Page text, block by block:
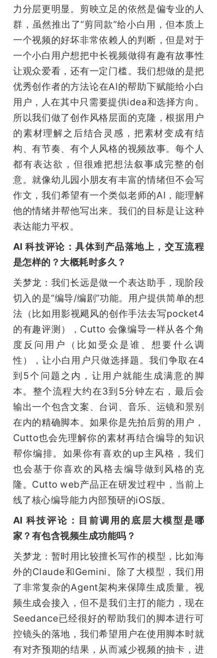
力分层更明显。剪映立足的依然是偏专业的人
群，虽然推出了“剪同款”给小白用，但本质上
一个视频的好坏非常依赖人的判断，但是对于
一个小白用户想把中长视频做得有趣有故事性
让观众爱看，还有一定门槛。我们想做的是把
优秀创作者的方法论在AI的帮助下赋能给小白
用户，人在其中只需要提供idea和选择方向。
所以我们做了创作风格层面的克隆，根据用户
的素材理解之后结合灵感，把素材变成有结
构、有节奏、有个人风格的视频故事。每个人
都有表达欲，但很难把想法叙事成完整的创
意。就像幼儿园小朋友有丰富的情绪但不会写
作文，我们希望有一个类似老师的AI，能理解
他的情绪并帮他写出来。我们的目标是让这种
表达能力平权。
AI 科技评论：具体到产品落地上，交互流程
是怎样的？大概耗时多久？
关梦龙：我们长远是做一个表达助手，现阶段
切入的是“编导/编剧”功能。用户提供简单的想
法（比如用影视飓风的创作手法去写pocket4
的有趣评测），Cutto 会像编导一样从各个角
度反问用户（比如受众是谁、想要什么调
性），让小白用户只做选择题。我们争取在4
到5个问题之内，让用户就能生成满意的脚
本。整个流程大约在3到5分钟左右，最后会
输出一个包含文案、台词、音乐、运镜和景别
在内的精确脚本。如果你是先拍后剪的用户，
Cutto也会先理解你的素材再结合编导的知识
帮你编排。如果你有喜欢的up主风格，我们
也会基于你喜欢的风格去编导做到风格的克
隆。Cutto web产品正在研发过程中，当前上
线了核心编导能力内部预研的iOS版。
AI 科技评论：目前调用的底层大模型是哪
家？有包含视频生成功能吗？
关梦龙：暂时用比较擅长写作的模型，比如海
外的Claude和Gemini。除了大模型，我们用
了非常复杂的Agent架构来保障生成质量。视
频生成会接入，但不是我们主打的能力，现在
Seedance已经很好的帮助我们的脚本进行可
控镜头的落地，我们希望用户在使用脚本时就
有对齐预期的结果，从而减少视频的抽卡，进